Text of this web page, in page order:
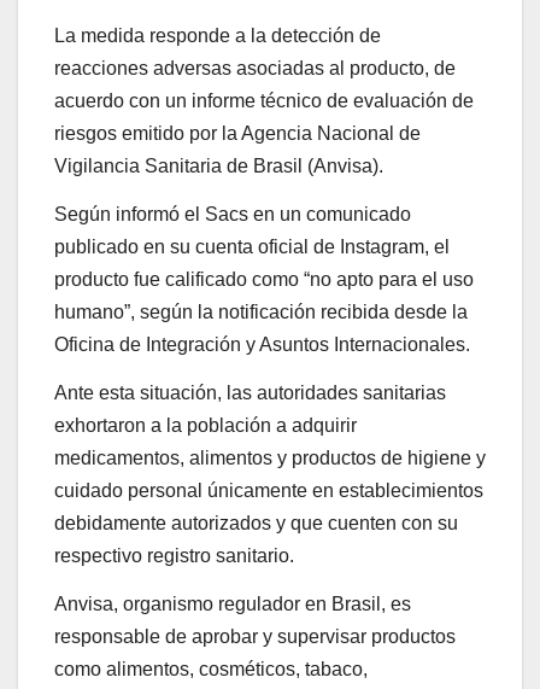
La medida responde a la detección de
reacciones adversas asociadas al producto, de
acuerdo con un informe técnico de evaluación de
riesgos emitido por la Agencia Nacional de
Vigilancia Sanitaria de Brasil (Anvisa).
Según informó el Sacs en un comunicado
publicado en su cuenta oficial de Instagram, el
producto fue calificado como “no apto para el uso
humano”, según la notificación recibida desde la
Oficina de Integración y Asuntos Internacionales.
Ante esta situación, las autoridades sanitarias
exhortaron a la población a adquirir
medicamentos, alimentos y productos de higiene y
cuidado personal únicamente en establecimientos
debidamente autorizados y que cuenten con su
respectivo registro sanitario.
Anvisa, organismo regulador en Brasil, es
responsable de aprobar y supervisar productos
como alimentos, cosméticos, tabaco,